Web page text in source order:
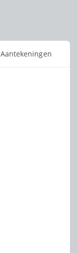
Aantekeningen